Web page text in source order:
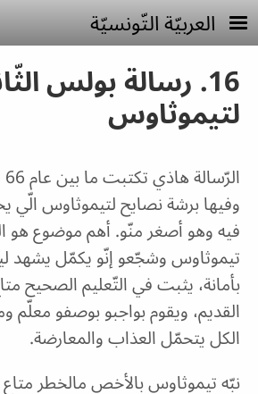
Skip to main content
العربيّة التّونسيّة
16. رسالة بولس
لتيموثاوس
وفيها برشة نصايح لتيموثاوس الّي
فيه وهو أصغر منّو. أهم موضوع هو
تيموثاوس وشجّعو إنّو يكمّل يشهد
بأمانة، يثبت في التّعليم الصحيح
القديم، ويقوم بواجبو بوصفو معلّم
الكل يتحمّل العذاب والمعارضة.
نبّه تيموثاوس بالأخص مالخطر